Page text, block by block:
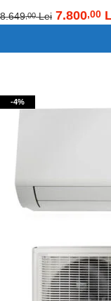
8.649,00 Lei 7.800,00
-4%